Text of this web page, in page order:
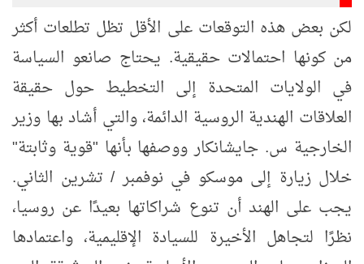
لكن بعض هذه التوقعات على الأقل تظل تطلعات أكثر
من كونها احتمالات حقيقية. يحتاج صانعو السياسة
في الولايات المتحدة إلى التخطيط حول حقيقة
العلاقات الهندية الروسية الدائمة، والتي أشاد بها وزير
الخارجية س. جايشانكار ووصفها بأنها "قوية وثابتة"
خلال زيارة إلى موسكو في نوفمبر / تشرين الثاني.
يجب على الهند أن تنوع شراكاتها بعيدًا عن روسيا،
نظرًا لتجاهل الأخيرة للسيادة الإقليمية، واعتمادها